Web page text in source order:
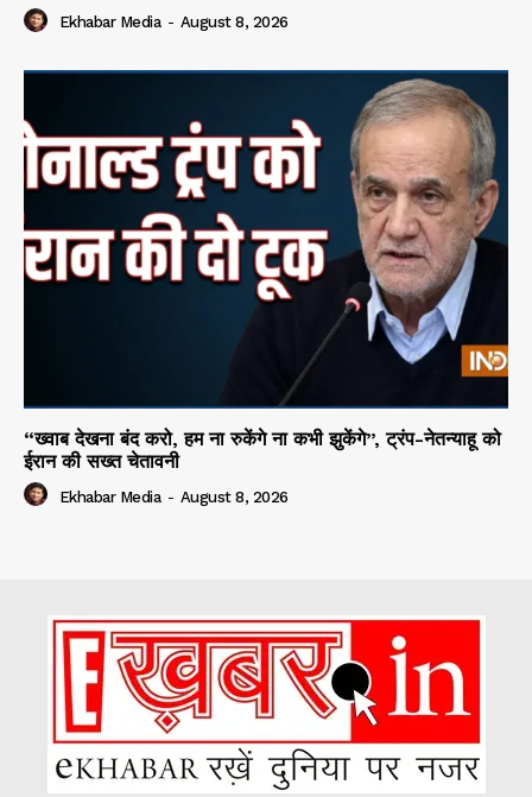
Ekhabar Media - August 8, 2026
“ख्वाब देखना बंद करो, हम ना रुकेंगे ना कभी झुकेंगे”, ट्रंप-नेतन्याहू को
ईरान की सख्त चेतावनी
Ekhabar Media - August 8, 2026